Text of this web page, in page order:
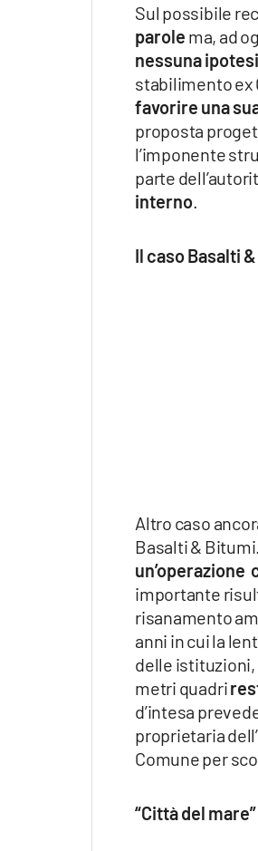
Sul possibile
parole ma, ad
nessuna
stabilimento ex
favorire una
proposta
l’imponente
parte
interno
Il caso Basalti
Altro caso
Basalti &
importante
risanamento
anni in cui la
delle istituzioni,
metri quadri
d’intesa
proprietaria
Comune per
“Città del